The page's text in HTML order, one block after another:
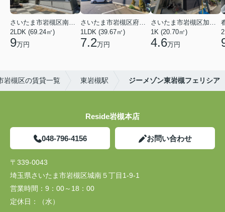
2LDK (69.24㎡)
9万円
1LDK (39.67㎡)
7.2万円
1K (20.70㎡)
4.6万円
岩槻区の賃貸一覧 東岩槻駅 ジーメゾン東岩槻フェリシア
Reside岩槻本店
048-796-4156 お問い合わせ
〒339-0043
埼玉県さいたま市岩槻区城南５丁目1-9-1
営業時間： 9：00～18：00
定休日：
（水）